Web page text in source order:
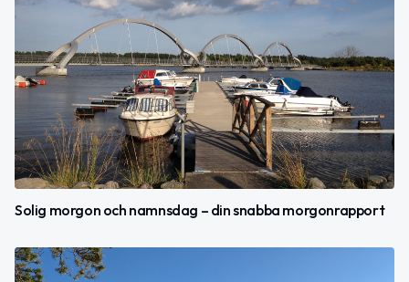
Solig morgon och namnsdag – din snabba morgonrapport